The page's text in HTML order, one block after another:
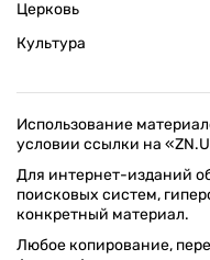
Церковь
Культура
Использование
условии ссылки на
Для интернет-изданий
поисковых систем,
конкретный материал.
Любое копирование,